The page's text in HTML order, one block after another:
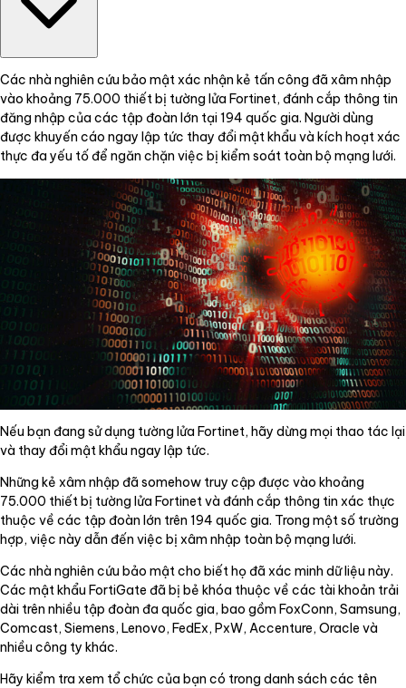
Các nhà nghiên cứu bảo mật xác nhận kẻ tấn công đã xâm nhập
vào khoảng 75.000 thiết bị tường lửa Fortinet, đánh cắp thông tin
đăng nhập của các tập đoàn lớn tại 194 quốc gia. Người dùng
được khuyến cáo ngay lập tức thay đổi mật khẩu và kích hoạt xác
thực đa yếu tố để ngăn chặn việc bị kiểm soát toàn bộ mạng lưới.
Nếu bạn đang sử dụng tường lửa Fortinet, hãy dừng mọi thao tác lại
và thay đổi mật khẩu ngay lập tức.
Những kẻ xâm nhập đã somehow truy cập được vào khoảng
75.000 thiết bị tường lửa Fortinet và đánh cắp thông tin xác thực
thuộc về các tập đoàn lớn trên 194 quốc gia. Trong một số trường
hợp, việc này dẫn đến việc bị xâm nhập toàn bộ mạng lưới.
Các nhà nghiên cứu bảo mật cho biết họ đã xác minh dữ liệu này.
Các mật khẩu FortiGate đã bị bẻ khóa thuộc về các tài khoản trải
dài trên nhiều tập đoàn đa quốc gia, bao gồm FoxConn, Samsung,
Comcast, Siemens, Lenovo, FedEx, PxW, Accenture, Oracle và
nhiều công ty khác.
Hãy kiểm tra xem tổ chức của bạn có trong danh sách các tên